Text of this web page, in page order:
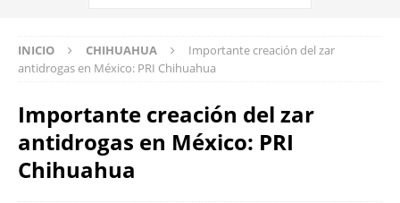
INICIO CHIHUAHUA
Importante creación del zar
antidrogas en México: PRI Chihuahua
Importante creación del zar
antidrogas en México: PRI
Chihuahua